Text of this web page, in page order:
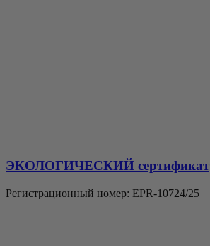
ЭКОЛОГИЧЕСКИЙ сертификат
Регистрационный номер: EPR-10724/25